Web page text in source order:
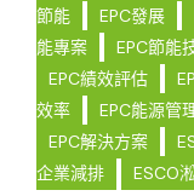
節能
EPC發展
能專案
EPC節能
EPC績效評估
效率
EPC能源管
EPC解決方案
企業減排
ESCO